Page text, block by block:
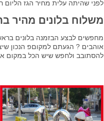
לפני שהיתה עלית מחיר הגז הליום
משלוח בלונים מהיר
מחפשים לבצע הבזמנה בלונים
אוהבים ? הגעתם למקוםפ הנכון
להסתובב ולחפש שיש הכל במקום